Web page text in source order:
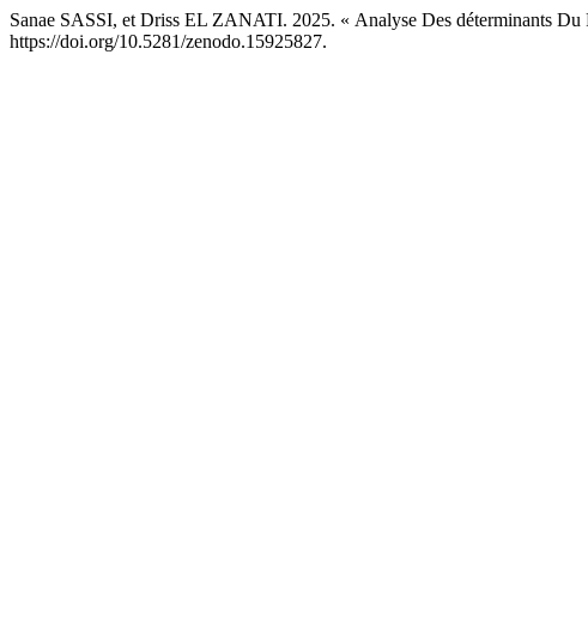
Sanae SASSI, et Driss EL ZANATI. 2025. « Analyse Des déterminants
https://doi.org/10.5281/zenodo.15925827.